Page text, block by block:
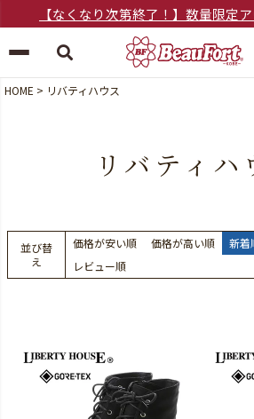
【なくなり次第終了！】数量限定
HOME リバティハウス
リバティハ
並び替
え
価格が安い順 価格が高い順 新着
レビュー順